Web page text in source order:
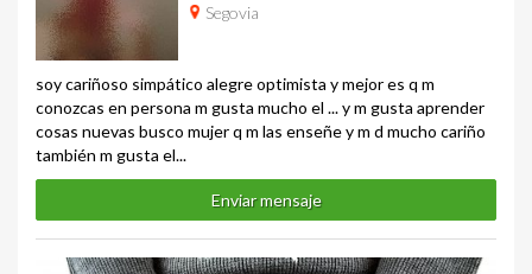
Segovia
soy cariñoso simpático alegre optimista y mejor es q m
conozcas en persona m gusta mucho el ... y m gusta aprender
cosas nuevas busco mujer q m las enseñe y m d mucho cariño
también m gusta el...
Enviar mensaje